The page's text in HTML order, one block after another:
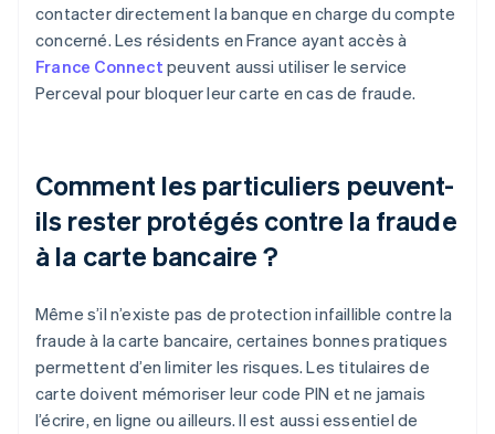
contacter directement la banque en charge du compte
concerné. Les résidents en France ayant accès à
France Connect peuvent aussi utiliser le service
Perceval pour bloquer leur carte en cas de fraude.
Comment les particuliers peuvent-
ils rester protégés contre la fraude
à la carte bancaire ?
Même s’il n’existe pas de protection infaillible contre la
fraude à la carte bancaire, certaines bonnes pratiques
permettent d’en limiter les risques. Les titulaires de
carte doivent mémoriser leur code PIN et ne jamais
l’écrire, en ligne ou ailleurs. Il est aussi essentiel de